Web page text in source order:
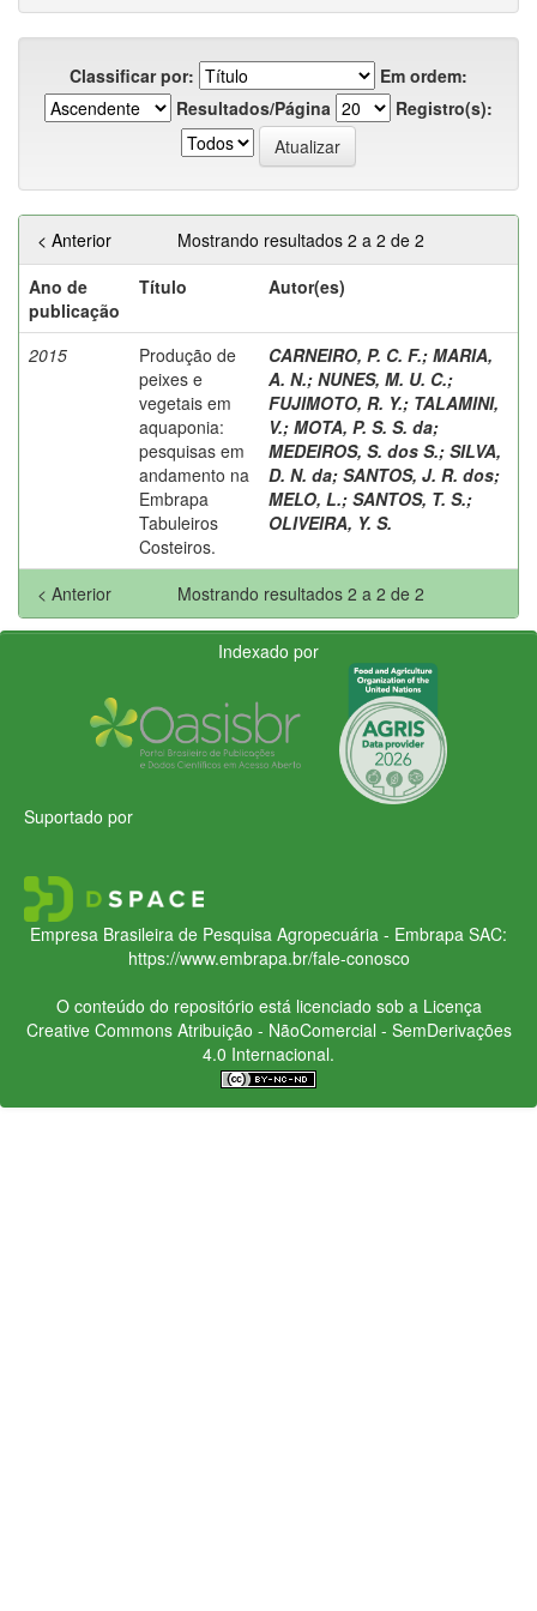
Classificar por:
Em ordem:
Resultados/Página
Registro(s):
Mostrando resultados 2 a 2 de 2
< Anterior
Ano de
publicação
Título Autor(es)
2015
Produção de
peixes e
vegetais em
aquaponia:
pesquisas em
andamento na
Embrapa
Tabuleiros
Costeiros.
CARNEIRO, P. C. F.; MARIA,
A. N.; NUNES, M. U. C.;
FUJIMOTO, R. Y.; TALAMINI,
V.; MOTA, P. S. S. da;
MEDEIROS, S. dos S.; SILVA,
D. N. da; SANTOS, J. R. dos;
MELO, L.; SANTOS, T. S.;
OLIVEIRA, Y. S.
Mostrando resultados 2 a 2 de 2
< Anterior
Indexado por
Suportado por
Empresa Brasileira de Pesquisa Agropecuária - Embrapa SAC:
https://www.embrapa.br/fale-conosco
O conteúdo do repositório está licenciado sob a Licença
Creative CommonsAtribuição - NãoComercial - SemDerivações
4.0 Internacional.